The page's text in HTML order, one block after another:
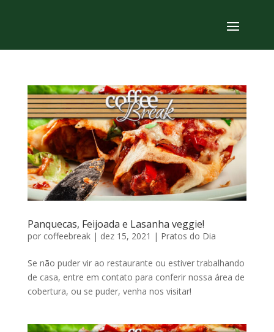
Panquecas, Feijoada e Lasanha veggie!
por coffeebreak| dez 15, 2021 | Pratos do Dia
Se não puder vir ao restaurante ou estiver trabalhando
de casa, entre em contato para conferir nossa área de
cobertura, ou se puder, venha nos visitar!